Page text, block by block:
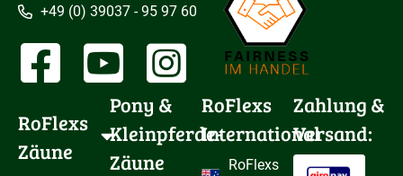
+49 (0) 39037 - 95 97 60
RoFlexs
Zäune
Pony &
Kleinpferde-
Zäune
RoFlexs
International
RoFlexs
Zahlung &
Versand: